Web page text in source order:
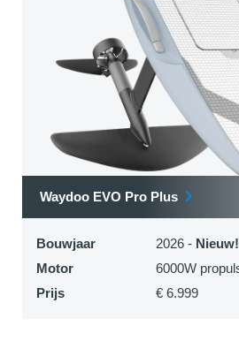
Waydoo EVO Pro Plus
Bouwjaar 2026 - Nieuw!
Motor
Prijs
€ 6.999